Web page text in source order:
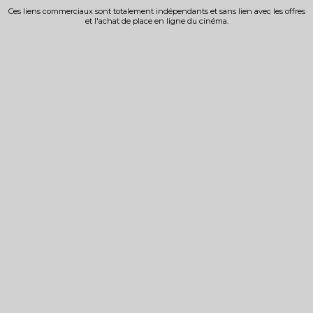
Ces liens commerciaux sont totalement indépendants et sans lien avec les offres
et l'achat de place en ligne du cinéma.